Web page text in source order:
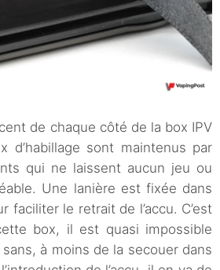
de chaque côté de la box IPV
d’habillage sont maintenus par
qui ne laissent aucun jeu ou
Une lanière est fixée dans
faciliter le retrait de l’accu. C’est
box, il est quasi impossible
sans, à moins de la secouer dans